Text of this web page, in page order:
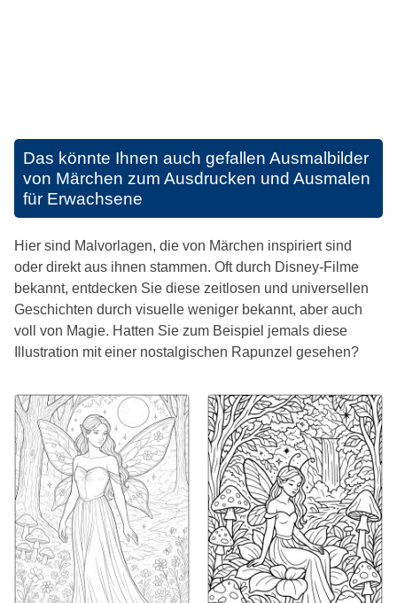
Das könnte Ihnen auch gefallen Ausmalbilder
von Märchen zum Ausdrucken und Ausmalen
für Erwachsene
Hier sind Malvorlagen, die von Märchen inspiriert sind
oder direkt aus ihnen stammen. Oft durch Disney-Filme
bekannt, entdecken Sie diese zeitlosen und universellen
Geschichten durch visuelle weniger bekannt, aber auch
voll von Magie. Hatten Sie zum Beispiel jemals diese
Illustration mit einer nostalgischen Rapunzel gesehen?